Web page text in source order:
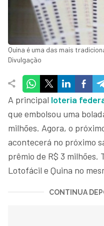
Quina é uma das mais
Divulgação
A principal loteria
que embolsou uma
milhões. Agora, o
acontecerá no próximo
prêmio de R$ 3 milhões.
Lotofácil e Quina no
CONTINUA